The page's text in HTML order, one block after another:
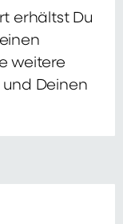
erhältst Du
weitere
Deinen